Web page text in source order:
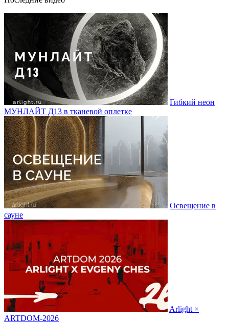
Гибкий неон
МУНЛАЙТ Д13 в тканевой оплетке
Освещение в
сауне
Arlight ×
ARTDOM-2026